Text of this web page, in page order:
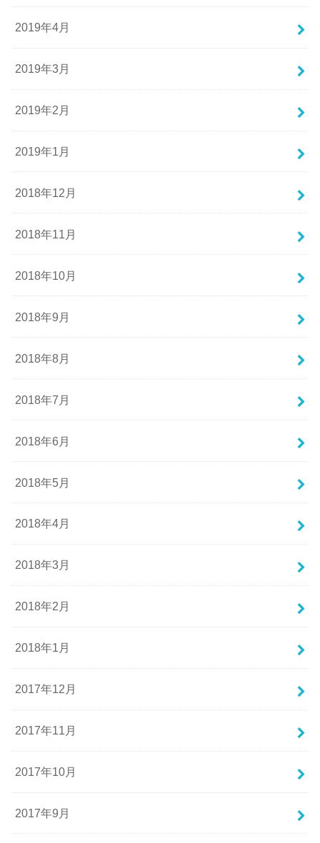
2019年4月
2019年3月
2019年2月
2019年1月
2018年12月
2018年11月
2018年10月
2018年9月
2018年8月
2018年7月
2018年6月
2018年5月
2018年4月
2018年3月
2018年2月
2018年1月
2017年12月
2017年11月
2017年10月
2017年9月